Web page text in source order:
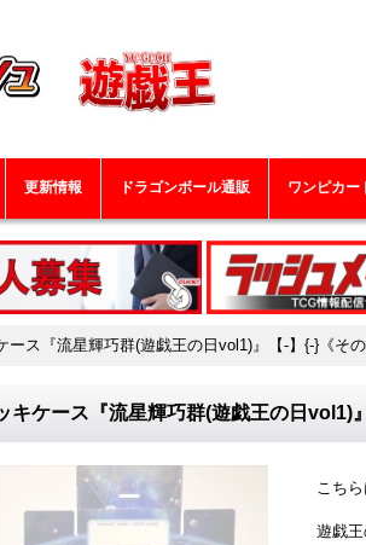
更新情報 ドラゴンボール通販 ワンピカー
ース『流星輝巧群(遊戯王の日vol1)』【-】{-}《その
キケース『流星輝巧群(遊戯王の日vol1)
こち
遊戯